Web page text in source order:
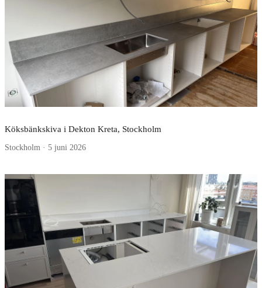
Köksbänkskiva i Dekton Kreta, Stockholm
Stockholm · 5 juni 2026